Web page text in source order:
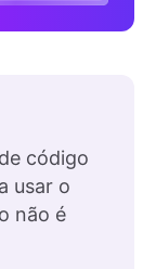
código
usar o
não é